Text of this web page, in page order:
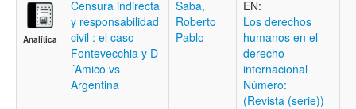
Analítica
Censura indirecta
y responsabilidad
civil : el caso
Fontevecchia y D
´Amico vs
Argentina
Saba,
Roberto
Pablo
EN:
Los derechos
humanos en el
derecho
internacional
Número:
(Revista (serie))